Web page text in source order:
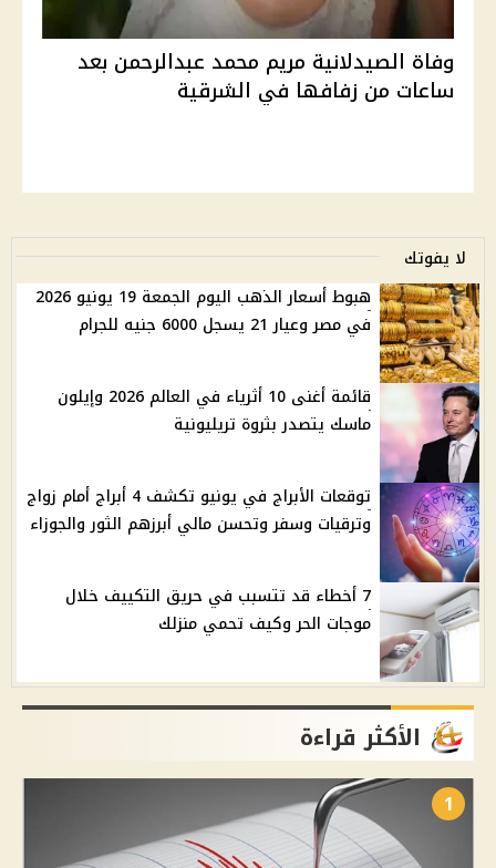
وفاة الصيدلانية مريم محمد عبدالرحمن بعد
ساعات من زفافها في الشرقية
لا يفوتك
هبوط أسعار الذهب اليوم الجمعة 19 يونيو 2026
في مصر وعيار 21 يسجل 6000 جنيه للجرام
قائمة أغنى 10 أثرياء في العالم 2026 وإيلون
ماسك يتصدر بثروة تريليونية
توقعات الأبراج في يونيو تكشف 4 أبراج أمام زواج
وترقيات وسفر وتحسن مالي أبرزهم الثور والجوزاء
7 أخطاء قد تتسبب في حريق التكييف خلال
موجات الحر وكيف تحمي منزلك
الأكثر قراءة
1